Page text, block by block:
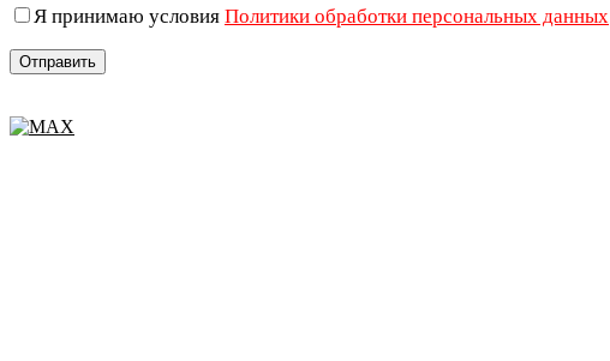
Я принимаю условия Политики обработки персональных данных